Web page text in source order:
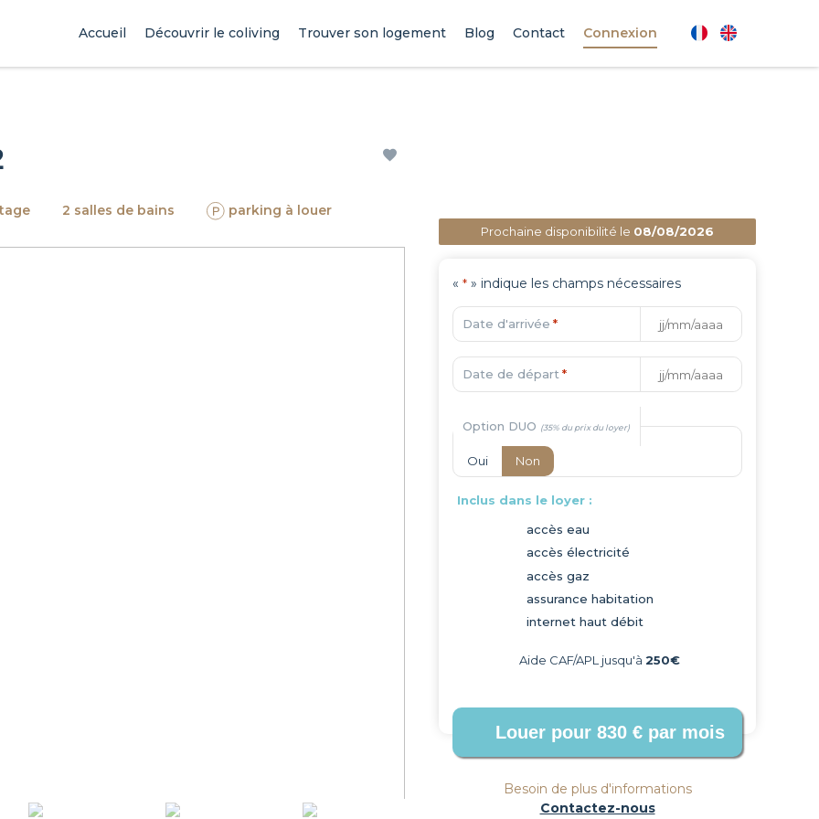
Accueil Découvrir le coliving Trouver son logement Blog Contact Connexion
2 salles de bains parking à louer
Prochaine disponibilité le 08/08/2026
« * » indique les champs nécessaires
Date d'arrivée *
Date de départ *
Option DUO
Oui Non
Inclus dans le loyer :
accès eau
accès électricité
accès gaz
assurance habitation
internet haut débit
Aide CAF/APL jusqu'à 250€
Besoin de plus d'informations
Contactez-nous